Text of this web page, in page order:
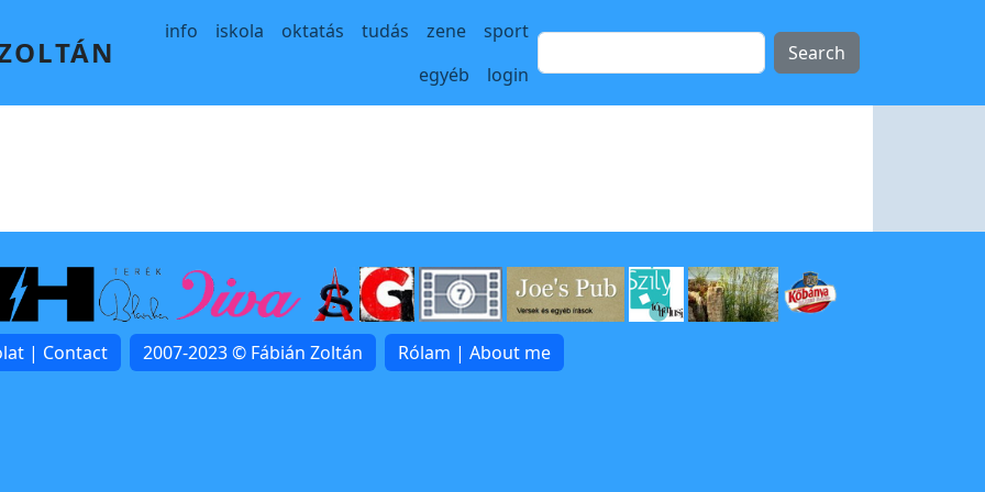
Main navigation
info iskola oktatás tudás zene
sport
egyéb
login
| Contact 2007-2023 © Fábián Zoltán Rólam | About me